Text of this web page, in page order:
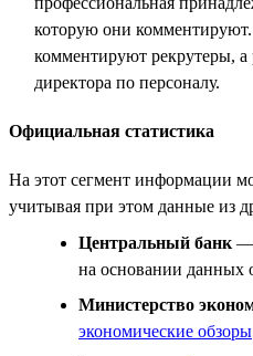
которую они комментируют.
комментируют рекрутеры,
директора по персоналу.
Официальная статистика
На этот сегмент информации
учитывая при этом данные из
Центральный банк —
на основании данных
Министерство
экономические обзоры